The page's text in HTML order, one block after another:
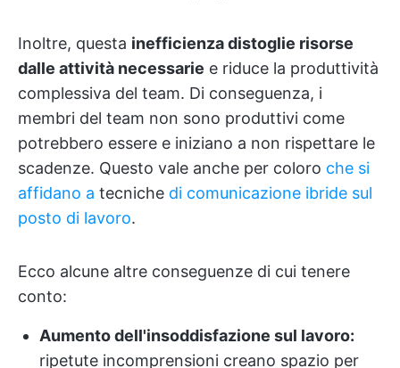
Inoltre, questa inefficienza distoglie risorse
dalle attività necessarie e riduce la produttività
complessiva del team. Di conseguenza, i
membri del team non sono produttivi come
potrebbero essere e iniziano a non rispettare le
scadenze. Questo vale anche per coloro che si
affidano a tecniche di comunicazione ibride sul
posto di lavoro.
Ecco alcune altre conseguenze di cui tenere
conto:
Aumento dell'insoddisfazione sul lavoro:
ripetute incomprensioni creano spazio per